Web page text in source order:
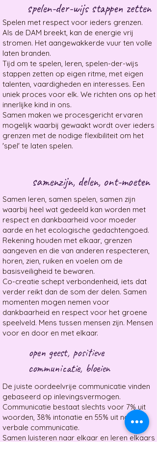
spelen-der-wijs stappen zetten
Spelen met respect voor ieders grenzen.
Als de DAM breekt, kan de energie vrij
stromen. Het aangewakkerde vuur ten volle
laten branden.
Tijd om te spelen, leren, spelen-der-wijs
stappen zetten op eigen ritme, ​met eigen
talenten, vaardigheden en interesses. Een
uniek proces voor elk. We richten ons op het
innerlijke kind in ons.
Samen maken we procesgericht ervaren
mogelijk waarbij gewaakt wordt over ieders ​
grenzen met de nodige flexibiliteit om het
'spel' te laten spelen.
samenzijn, delen, ont-moeten
Samen leren, samen spelen, samen zijn
waarbij heel wat gedeeld kan worden met
respect en dankbaarheid voor moeder
aarde en het ecologische gedachtengoed. ​
​Rekening houden met elkaar, grenzen
aangeven en die van anderen respecteren,
horen, zien, ruiken en voelen om de
basisveiligheid te bewaren.
Co-creatie schept verbondenheid, iets dat
verder reikt dan de som der delen. Samen
momenten mogen nemen voor
dankbaarheid en respect voor het groene
speelveld. ​Mens tussen mensen zijn. Mensen
voor en door ​en met elkaar.
open geest, positieve
communicatie, bloeien
De juiste oordeelvrije communicatie vinden
gebaseerd op inlevingsvermogen.
​Communicatie bestaat slechts voor 7% uit
woorden, 38% intonatie en 55% uit non-
verbale communicatie.
Samen luisteren naar elkaar en leren elkaars